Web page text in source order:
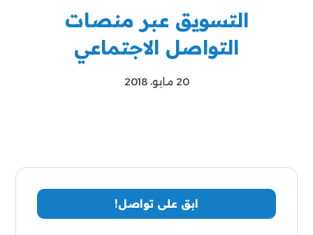
التسويق عبر منصات
التواصل الاجتماعي
20 مايو، 2018
ابق على تواصل!